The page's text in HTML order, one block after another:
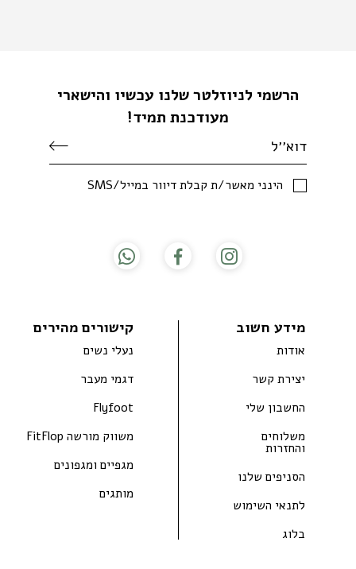
מידע חשוב
אודות
יצירת קשר
החשבון שלי
משלוחים
והחזרות
הסניפים שלנו
לתנאי השימוש
בלוג
קישורים מהירים
נעלי נשים
דגמי מעבר
Flyfoot
משווק מורשה FitFlop
מגפיים ומגפונים
מותגים
הרשמי לניוזלטר שלנו עכשיו והישארי
מעודכנת תמיד!
SMS/הינני מאשר/ת קבלת דיוור במייל